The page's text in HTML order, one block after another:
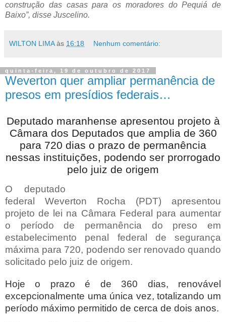
construção das casas para os moradores do Pequiá de
Baixo”, disse Juscelino.
WILTON LIMA às 16:18 Nenhum comentário:
quinta-feira, 19 de outubro de 2017
Weverton quer ampliar permanência de
presos em presídios federais…
Deputado maranhense apresentou projeto à
Câmara dos Deputados que amplia de 360
para 720 dias o prazo de permanência
nessas instituições, podendo ser prorrogado
pelo juiz de origem
O deputado
federal Weverton Rocha (PDT) apresentou
projeto de lei na Câmara Federal para aumentar
o período de permanência do preso em
estabelecimento penal federal de segurança
máxima para 720, podendo ser renovado quando
solicitado pelo juiz de origem.
Hoje o prazo é de 360 dias, renovável
excepcionalmente uma única vez, totalizando um
período máximo permitido de cerca de dois anos.